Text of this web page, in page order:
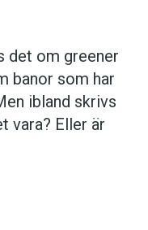
det om greener
banor som har
ibland skrivs
vara? Eller är